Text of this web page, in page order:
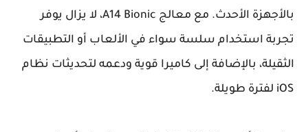
بالأجهزة الأحدث. مع معالج A14 Bionic، لا يزال يوفر
تجربة استخدام سلسة سواء في الألعاب أو التطبيقات
الثقيلة، بالإضافة إلى كاميرا قوية ودعمه لتحديثات نظام
iOS لفترة طويلة.